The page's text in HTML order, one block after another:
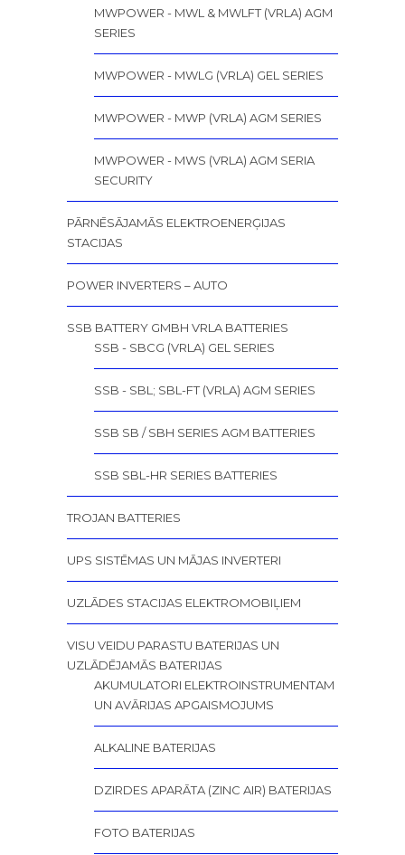
MWPOWER - MWL & MWLFT (VRLA) AGM
SERIES
MWPOWER - MWLG (VRLA) GEL SERIES
MWPOWER - MWP (VRLA) AGM SERIES
MWPOWER - MWS (VRLA) AGM SERIA
SECURITY
PĀRNĒSĀJAMĀS ELEKTROENERĢIJAS
STACIJAS
POWER INVERTERS – AUTO
SSB BATTERY GMBH VRLA BATTERIES
SSB - SBCG (VRLA) GEL SERIES
SSB - SBL; SBL-FT (VRLA) AGM SERIES
SSB SB / SBH SERIES AGM BATTERIES
SSB SBL-HR SERIES BATTERIES
TROJAN BATTERIES
UPS SISTĒMAS UN MĀJAS INVERTERI
UZLĀDES STACIJAS ELEKTROMOBIĻIEM
VISU VEIDU PARASTU BATERIJAS UN
UZLĀDĒJAMĀS BATERIJAS
AKUMULATORI ELEKTROINSTRUMENTAM
UN AVĀRIJAS APGAISMOJUMS
ALKALINE BATERIJAS
DZIRDES APARĀTA (ZINC AIR) BATERIJAS
FOTO BATERIJAS